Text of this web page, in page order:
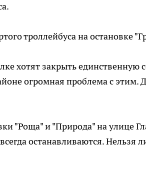
троллейбуса на остановке
хотят закрыть единственную
огромная проблема с этим.
"Роща" и "Природа" на улице
останавливаются. Нельзя